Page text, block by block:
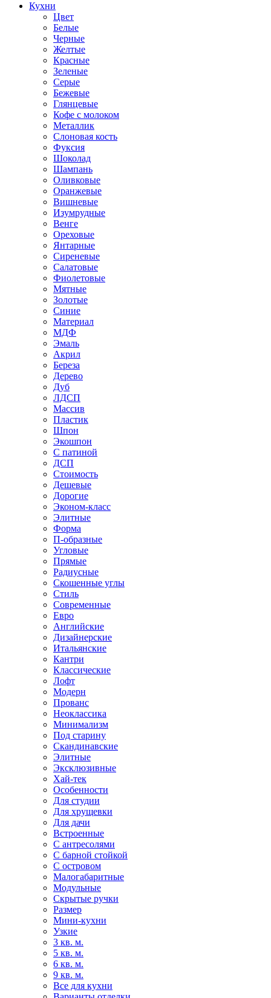
Кухни
Цвет
Белые
Черные
Желтые
Красные
Зеленые
Серые
Бежевые
Глянцевые
Кофе с молоком
Металлик
Слоновая кость
Фуксия
Шоколад
Шампань
Оливковые
Оранжевые
Вишневые
Изумрудные
Венге
Ореховые
Янтарные
Сиреневые
Салатовые
Фиолетовые
Мятные
Золотые
Синие
Материал
МДФ
Эмаль
Акрил
Береза
Дерево
Дуб
ЛДСП
Массив
Пластик
Шпон
Экошпон
С патиной
ДСП
Стоимость
Дешевые
Дорогие
Эконом-класс
Элитные
Форма
П-образные
Угловые
Прямые
Радиусные
Скошенные углы
Стиль
Современные
Евро
Английские
Дизайнерские
Итальянские
Кантри
Классические
Лофт
Модерн
Прованс
Неоклассика
Минимализм
Под старину
Скандинавские
Элитные
Эксклюзивные
Хай-тек
Особенности
Для студии
Для хрущевки
Для дачи
Встроенные
С антресолями
С барной стойкой
С островом
Малогабаритные
Модульные
Скрытые ручки
Размер
Мини-кухни
Узкие
3 кв. м.
5 кв. м.
6 кв. м.
9 кв. м.
Все для кухни